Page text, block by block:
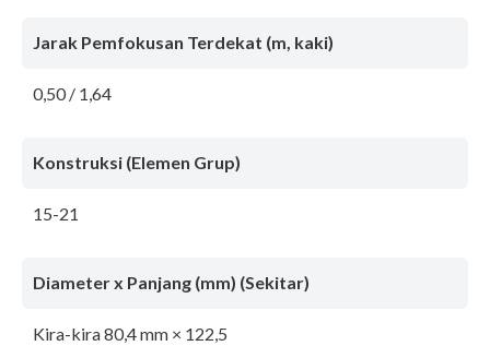
Jarak Pemfokusan Terdekat (m, kaki)
0,50 / 1,64
Konstruksi (Elemen Grup)
15-21
Diameter x Panjang (mm) (Sekitar)
Kira-kira 80,4 mm × 122,5